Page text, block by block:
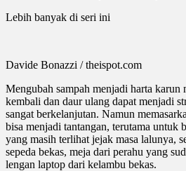
Lebih banyak di seri ini
Davide Bonazzi / theispot.com
Mengubah sampah menjadi harta karun
kembali dan daur ulang dapat menjadi
sangat berkelanjutan. Namun
bisa menjadi tantangan, terutama untuk
yang masih terlihat jejak masa lalunya,
sepeda bekas, meja dari perahu yang
lengan laptop dari kelambu bekas.